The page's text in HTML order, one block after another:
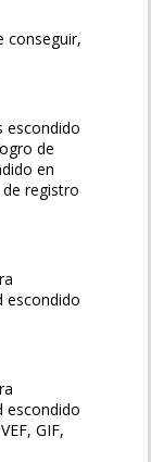
conseguir,
escondido
de
en
registro
escondido
escondido
GIF,